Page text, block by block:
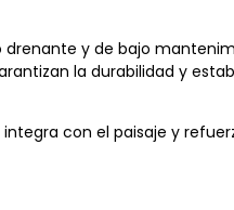
y de bajo
la durabilidad y
con el paisaje y